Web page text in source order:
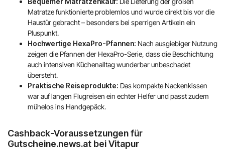
Matratze funktionierte problemlos und wurde direkt bis vor die
Haustür gebracht – besonders bei sperrigen Artikeln ein
Pluspunkt.
Hochwertige HexaPro-Pfannen: Nach ausgiebiger Nutzung
zeigen die Pfannen der HexaPro-Serie, dass die Beschichtung
auch intensiven Küchenalltag wunderbar unbeschadet
übersteht.
Praktische Reiseprodukte: Das kompakte Nackenkissen
war auf langen Flugreisen ein echter Helfer und passt zudem
mühelos ins Handgepäck.
Cashback-Voraussetzungen für
Gutscheine.news.at bei Vitapur